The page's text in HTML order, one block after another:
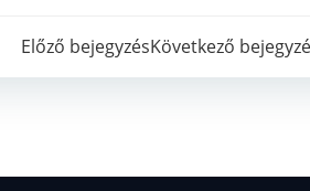
Bejegyzés
Előző bejegyzésKövetkező